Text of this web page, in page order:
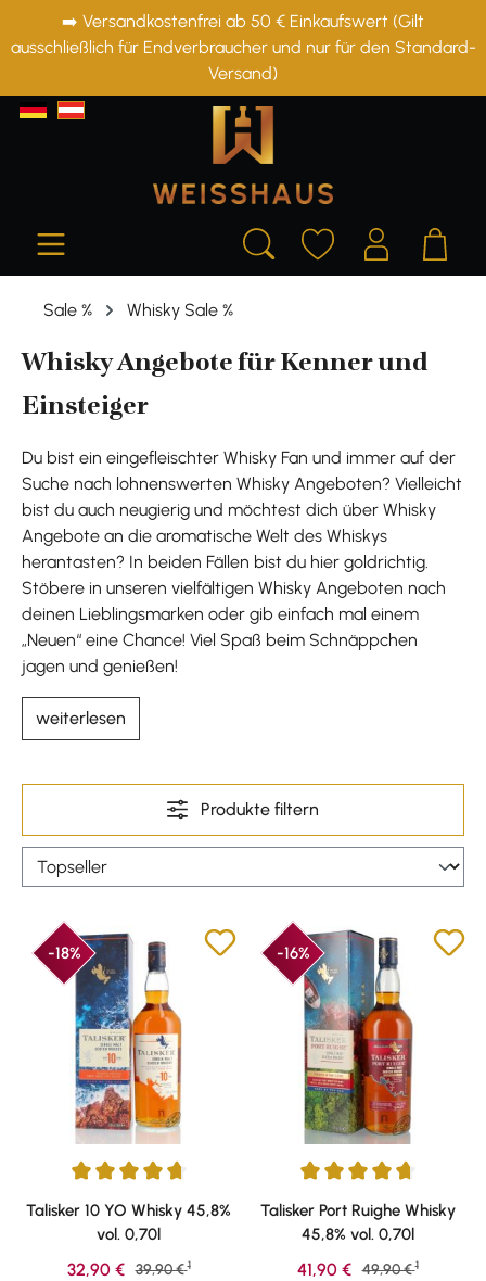
springen
➡️ Versandkostenfrei ab 50 € Einkaufswert (Gilt
ausschließlich für Endverbraucher und nur für den Standard-
Versand)
Sale % Whisky Sale %
Whisky Angebote für Kenner und
Einsteiger
Du bist ein eingefleischter Whisky Fan und immer auf der
Suche nach lohnenswerten Whisky Angeboten? Vielleicht
bist du auch neugierig und möchtest dich über Whisky
Angebote an die aromatische Welt des Whiskys
herantasten? In beiden Fällen bist du hier goldrichtig.
Stöbere in unseren vielfältigen Whisky Angeboten nach
deinen Lieblingsmarken oder gib einfach mal einem
„Neuen“ eine Chance! Viel Spaß beim Schnäppchen
jagen und genießen!
weiterlesen
Produkte filtern
-18%
Durchschnittliche Bewertung von 4.78 von 5 Sternen
Talisker 10 YO Whisky 45,8%
vol. 0,70l
Verkaufspreis:
32,90 € Regulärer Preis:
39,90 € 1
-16%
Durchschnittliche Bewertung
Talisker Port Ruighe Whisky
45,8% vol. 0,70l
Verkaufspreis:
41,90 € Regulärer Preis:
49,90 € 1